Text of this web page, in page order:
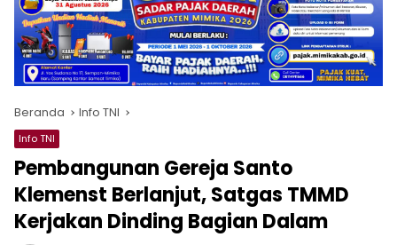
Beranda Info TNI
Info TNI
Pembangunan Gereja Santo
Klemenst Berlanjut, Satgas TMMD
Kerjakan Dinding Bagian Dalam